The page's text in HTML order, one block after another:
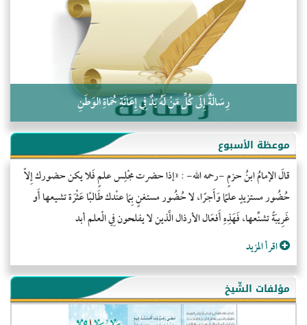
كلمة إلى إخواني السلفيين في الجزائر
رِسَالَةٌ إِلَى كُلِّ مَنْ لَهُ يَدٌ فِي إِعَانَةِ حُمَاةِ الوَطَنِ
موعظة الأسبوع
قالَ الإمامُ ابنُ حزمٍ -رحمه الله- : «إذا حضرت مجْلِس علمٍ فَلا يكن حضورك إِلاّ
حُضُور مستزيدٍ علمًا وَأَجرًا، لا حُضُور مستغنٍ بِمَا عنْدك طَالبًا عَثْرَة تشيعها أَو
غَرِيبَةً تشنِّعها، فَهَذِهِ أَفعَال الأرذال الَّذين لا يفلحون فِي الْعلم أبد
اقرأ المزيد
مؤلفات الشّيخ